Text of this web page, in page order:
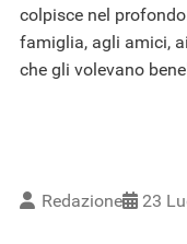
colpisce nel
famiglia, agli amici,
che gli volevano
Redazione 23